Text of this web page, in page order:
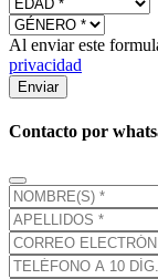
Al enviar este
privacidad
Enviar
Contacto por